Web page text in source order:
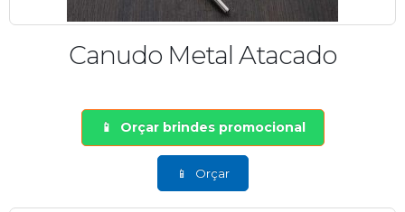
Canudo Metal Atacado
Orçar brindes promocional
Orçar